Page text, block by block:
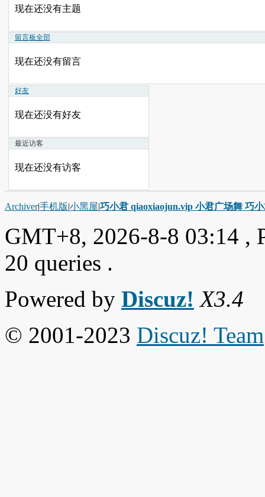
现在还没有主题
留言板全部
现在还没有留言
好友
现在还没有好友
最近访客
现在还没有访客
Archiver|手机版|小黑屋|巧小君 qiaoxiaojun.vip 小君广场舞 巧
GMT+8, 2026-8-8 03:14 ,
20 queries .
Powered by Discuz! X3.4
© 2001-2023 Discuz! Team